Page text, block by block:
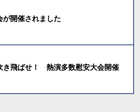
が開催されました
き飛ばせ！ 熱演多数慰安大会開催